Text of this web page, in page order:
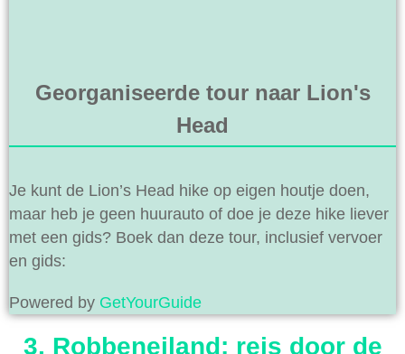
Georganiseerde tour naar Lion's
Head
Je kunt de Lion’s Head hike op eigen houtje doen,
maar heb je geen huurauto of doe je deze hike liever
met een gids? Boek dan deze tour, inclusief vervoer
en gids:
Powered by GetYourGuide
3. Robbeneiland: reis door de